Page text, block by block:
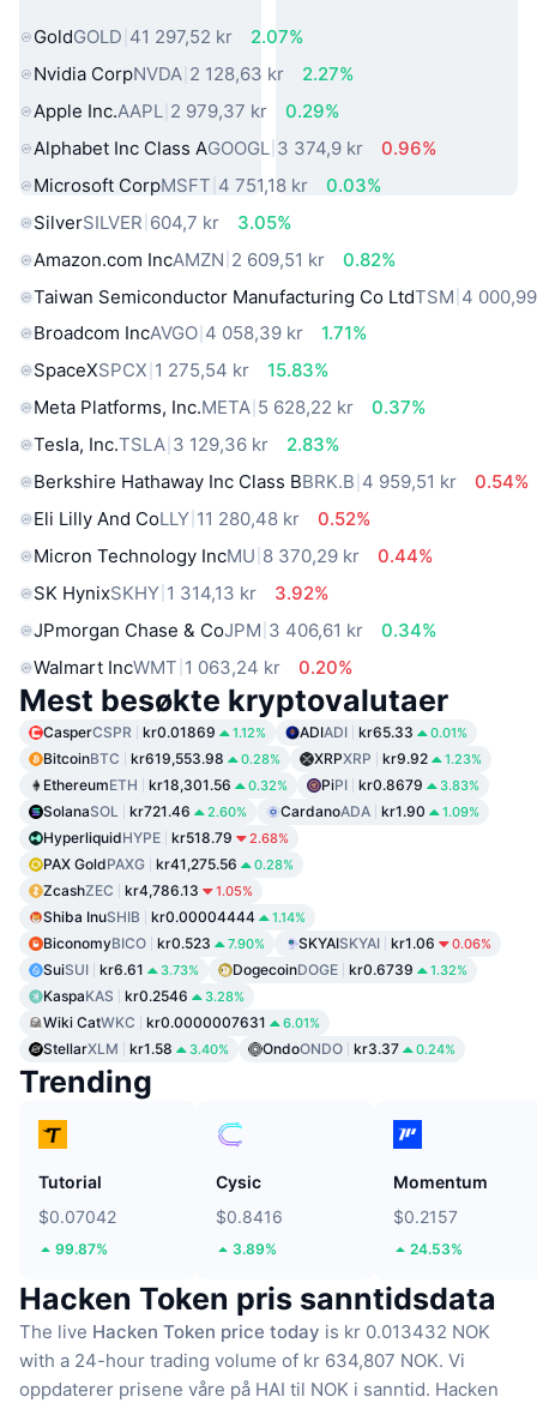
GoldGOLD 41 297,52 kr
2.07%
Nvidia CorpNVDA 2 128,63 kr
2.27%
Apple Inc.AAPL 2 979,37 kr
0.29%
Alphabet Inc Class AGOOGL 3 374,9 kr
0.96%
Microsoft CorpMSFT 4 751,18 kr
0.03%
SilverSILVER 604,7 kr
3.05%
Amazon.com IncAMZN 2 609,51 kr
0.82%
Taiwan Semiconductor Manufacturing Co LtdTSM 4
Broadcom IncAVGO 4 058,39 kr
1.71%
SpaceXSPCX 1 275,54 kr
15.83%
Meta Platforms, Inc.META 5 628,22 kr
0.37%
Tesla, Inc.TSLA 3 129,36 kr
2.83%
Berkshire Hathaway Inc Class BBRK.B 4 959,51 kr
0.54%
Eli Lilly And CoLLY 11 280,48 kr
0.52%
Micron Technology IncMU 8 370,29 kr
0.44%
SK HynixSKHY 1 314,13 kr
3.92%
JPmorgan Chase & CoJPM 3 406,61 kr
0.34%
Walmart IncWMT 1 063,24 kr 0.20%
Mest besøkte kryptovalutaer
CasperCSPR kr0.01869 1.12% ADIADI kr65.33 0.01%
BitcoinBTC kr619,553.98 0.28% XRPXRP kr9.92 1.23%
EthereumETH kr18,301.56 0.32% PiPI kr0.8679 3.83%
SolanaSOL kr721.46 2.60% CardanoADA kr1.90 1.09%
HyperliquidHYPE kr518.79 2.68%
PAX GoldPAXG kr41,275.56 0.28%
ZcashZEC kr4,786.13 1.05%
Shiba InuSHIB kr0.00004444 1.14%
BiconomyBICO kr0.523 7.90% SKYAISKYAI kr1.06 0.06%
SuiSUI kr6.61 3.73% DogecoinDOGE kr0.6739 1.32%
KaspaKAS kr0.2546 3.28%
Wiki CatWKC kr0.0000007631 6.01%
StellarXLM kr1.58 3.40% OndoONDO kr3.37 0.24%
Trending
Tutorial
$0.07042
99.87%
Cysic
$0.8416
3.89%
Momentum
$0.2157
24.53%
Hacken Token pris sanntidsdata
The live Hacken Token price today is kr 0.013432 NOK
with a 24-hour trading volume of kr 634,807 NOK. Vi
oppdaterer prisene våre på HAI til NOK i sanntid. Hacken